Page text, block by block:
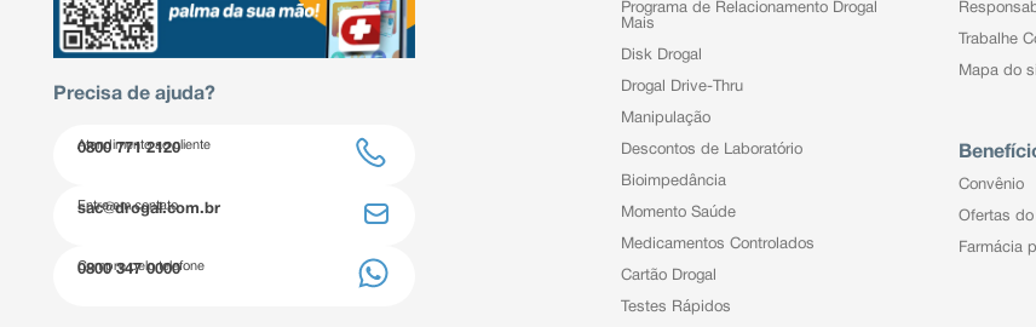
Precisa de ajuda?
Atendimento ao cliente
0800 771 2120
Entre em contato
sac@drogal.com.br
Compre pelo telefone
0800 347 0000
Programa de Relacionamento Drogal
Mais
Disk Drogal
Drogal Drive-Thru
Manipulação
Descontos de Laboratório
Bioimpedância
Momento Saúde
Medicamentos Controlados
Cartão Drogal
Testes Rápidos
Trabalhe
Mapa do
Convênio
Ofertas do
Farmácia